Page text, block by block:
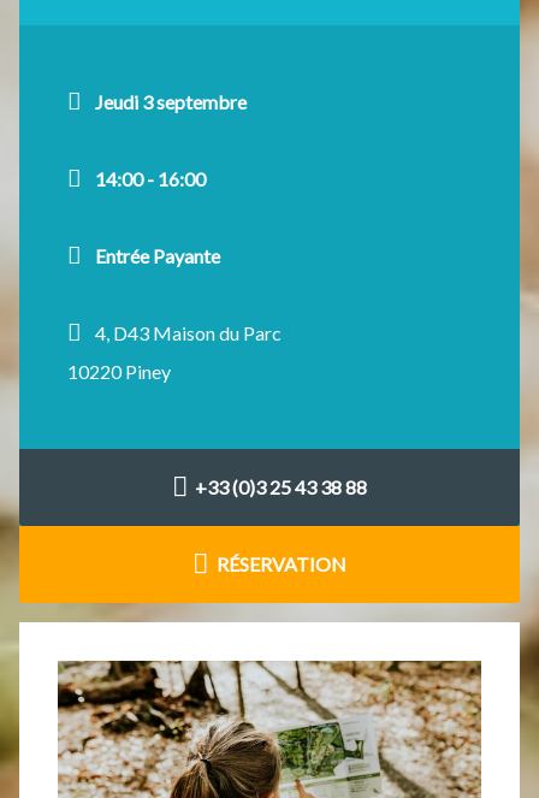
Jeudi 3 septembre
14:00 - 16:00
Entrée Payante
4, D43 Maison du Parc
10220 Piney
+33 (0)3 25 43 38 88
RÉSERVATION